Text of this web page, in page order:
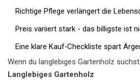
Richtige Pflege verlängert die
Preis variiert stark - das billigste ist
Eine klare Kauf‑Checkliste spart
Wenn du langlebiges Gartenholz
Langlebiges Gartenholz